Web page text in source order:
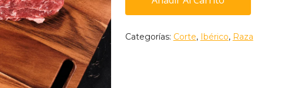
Categorías: Corte, Ibérico, Raza